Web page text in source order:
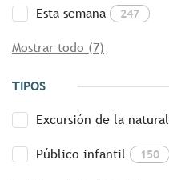
Esta semana 247
Mostrar todo (7)
TIPOS
Excursión de la
Público infantil 150